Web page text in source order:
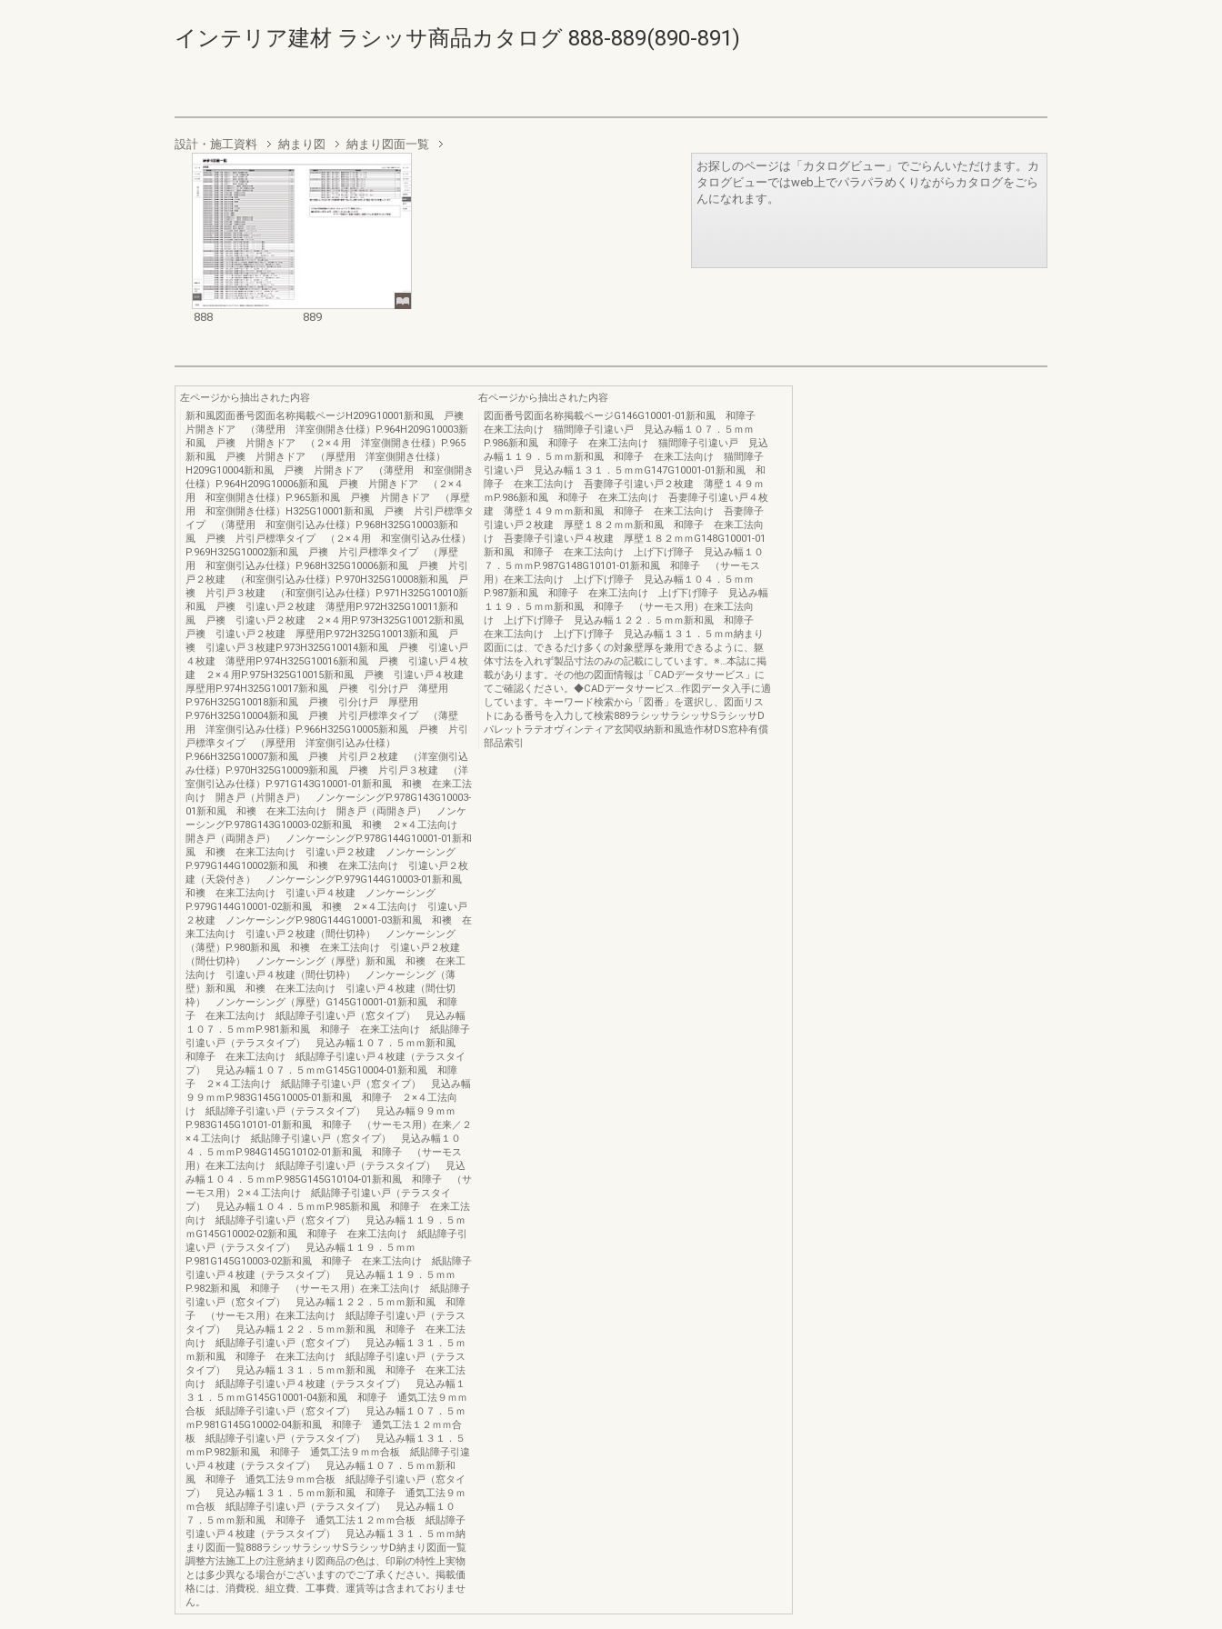
インテリア建材 ラシッサ商品カタログ 888-889(890-891)
設計・施工資料 納まり図 納まり図面一覧
888 889
お探しのページは「カタログビュー」でごらんいただけます。カ
タログビューではweb上でパラパラめくりながらカタログをごら
んになれます。
左ページから抽出された内容
新和風図面番号図面名称掲載ページH209G10001新和風 戸襖
片開きドア （薄壁用 洋室側開き仕様）P.964H209G10003新
和風 戸襖 片開きドア （２×４用 洋室側開き仕様）P.965
新和風 戸襖 片開きドア （厚壁用 洋室側開き仕様）
H209G10004新和風 戸襖 片開きドア （薄壁用 和室側開き
仕様）P.964H209G10006新和風 戸襖 片開きドア （２×４
用 和室側開き仕様）P.965新和風 戸襖 片開きドア （厚壁
用 和室側開き仕様）H325G10001新和風 戸襖 片引戸標準タ
イプ （薄壁用 和室側引込み仕様）P.968H325G10003新和
風 戸襖 片引戸標準タイプ （２×４用 和室側引込み仕様）
P.969H325G10002新和風 戸襖 片引戸標準タイプ （厚壁
用 和室側引込み仕様）P.968H325G10006新和風 戸襖 片引
戸２枚建 （和室側引込み仕様）P.970H325G10008新和風 戸
襖 片引戸３枚建 （和室側引込み仕様）P.971H325G10010新
和風 戸襖 引違い戸２枚建 薄壁用P.972H325G10011新和
風 戸襖 引違い戸２枚建 ２×４用P.973H325G10012新和風
戸襖 引違い戸２枚建 厚壁用P.972H325G10013新和風 戸
襖 引違い戸３枚建P.973H325G10014新和風 戸襖 引違い戸
４枚建 薄壁用P.974H325G10016新和風 戸襖 引違い戸４枚
建 ２×４用P.975H325G10015新和風 戸襖 引違い戸４枚建
厚壁用P.974H325G10017新和風 戸襖 引分け戸 薄壁用
P.976H325G10018新和風 戸襖 引分け戸 厚壁用
P.976H325G10004新和風 戸襖 片引戸標準タイプ （薄壁
用 洋室側引込み仕様）P.966H325G10005新和風 戸襖 片引
戸標準タイプ （厚壁用 洋室側引込み仕様）
P.966H325G10007新和風 戸襖 片引戸２枚建 （洋室側引込
み仕様）P.970H325G10009新和風 戸襖 片引戸３枚建 （洋
室側引込み仕様）P.971G143G10001-01新和風 和襖 在来工法
向け 開き戸（片開き戸） ノンケーシングP.978G143G10003-
01新和風 和襖 在来工法向け 開き戸（両開き戸） ノンケ
ーシングP.978G143G10003-02新和風 和襖 ２×４工法向け
開き戸（両開き戸） ノンケーシングP.978G144G10001-01新和
風 和襖 在来工法向け 引違い戸２枚建 ノンケーシング
P.979G144G10002新和風 和襖 在来工法向け 引違い戸２枚
建（天袋付き） ノンケーシングP.979G144G10003-01新和風
和襖 在来工法向け 引違い戸４枚建 ノンケーシング
P.979G144G10001-02新和風 和襖 ２×４工法向け 引違い戸
２枚建 ノンケーシングP.980G144G10001-03新和風 和襖 在
来工法向け 引違い戸２枚建（間仕切枠） ノンケーシング
（薄壁）P.980新和風 和襖 在来工法向け 引違い戸２枚建
（間仕切枠） ノンケーシング（厚壁）新和風 和襖 在来工
法向け 引違い戸４枚建（間仕切枠） ノンケーシング（薄
壁）新和風 和襖 在来工法向け 引違い戸４枚建（間仕切
枠） ノンケーシング（厚壁）G145G10001-01新和風 和障
子 在来工法向け 紙貼障子引違い戸（窓タイプ） 見込み幅
１０７．５ｍｍP.981新和風 和障子 在来工法向け 紙貼障子
引違い戸（テラスタイプ） 見込み幅１０７．５ｍｍ新和風
和障子 在来工法向け 紙貼障子引違い戸４枚建（テラスタイ
プ） 見込み幅１０７．５ｍｍG145G10004-01新和風 和障
子 ２×４工法向け 紙貼障子引違い戸（窓タイプ） 見込み幅
９９ｍｍP.983G145G10005-01新和風 和障子 ２×４工法向
け 紙貼障子引違い戸（テラスタイプ） 見込み幅９９ｍｍ
P.983G145G10101-01新和風 和障子 （サーモス用）在来／２
×４工法向け 紙貼障子引違い戸（窓タイプ） 見込み幅１０
４．５ｍｍP.984G145G10102-01新和風 和障子 （サーモス
用）在来工法向け 紙貼障子引違い戸（テラスタイプ） 見込
み幅１０４．５ｍｍP.985G145G10104-01新和風 和障子 （サ
ーモス用）２×４工法向け 紙貼障子引違い戸（テラスタイ
プ） 見込み幅１０４．５ｍｍP.985新和風 和障子 在来工法
向け 紙貼障子引違い戸（窓タイプ） 見込み幅１１９．５ｍ
ｍG145G10002-02新和風 和障子 在来工法向け 紙貼障子引
違い戸（テラスタイプ） 見込み幅１１９．５ｍｍ
P.981G145G10003-02新和風 和障子 在来工法向け 紙貼障子
引違い戸４枚建（テラスタイプ） 見込み幅１１９．５ｍｍ
P.982新和風 和障子 （サーモス用）在来工法向け 紙貼障子
引違い戸（窓タイプ） 見込み幅１２２．５ｍｍ新和風 和障
子 （サーモス用）在来工法向け 紙貼障子引違い戸（テラス
タイプ） 見込み幅１２２．５ｍｍ新和風 和障子 在来工法
向け 紙貼障子引違い戸（窓タイプ） 見込み幅１３１．５ｍ
ｍ新和風 和障子 在来工法向け 紙貼障子引違い戸（テラス
タイプ） 見込み幅１３１．５ｍｍ新和風 和障子 在来工法
向け 紙貼障子引違い戸４枚建（テラスタイプ） 見込み幅１
３１．５ｍｍG145G10001-04新和風 和障子 通気工法９ｍｍ
合板 紙貼障子引違い戸（窓タイプ） 見込み幅１０７．５ｍ
ｍP.981G145G10002-04新和風 和障子 通気工法１２ｍｍ合
板 紙貼障子引違い戸（テラスタイプ） 見込み幅１３１．５
ｍｍP.982新和風 和障子 通気工法９ｍｍ合板 紙貼障子引違
い戸４枚建（テラスタイプ） 見込み幅１０７．５ｍｍ新和
風 和障子 通気工法９ｍｍ合板 紙貼障子引違い戸（窓タイ
プ） 見込み幅１３１．５ｍｍ新和風 和障子 通気工法９ｍ
ｍ合板 紙貼障子引違い戸（テラスタイプ） 見込み幅１０
７．５ｍｍ新和風 和障子 通気工法１２ｍｍ合板 紙貼障子
引違い戸４枚建（テラスタイプ） 見込み幅１３１．５ｍｍ納
まり図面一覧888ラシッサラシッサSラシッサD納まり図面一覧
調整方法施工上の注意納まり図商品の色は、印刷の特性上実物
とは多少異なる場合がございますのでご了承ください。掲載価
格には、消費税、組立費、工事費、運賃等は含まれておりませ
ん。
右ページから抽出された内容
図面番号図面名称掲載ページG146G10001-01新和風 和障子
在来工法向け 猫間障子引違い戸 見込み幅１０７．５ｍｍ
P.986新和風 和障子 在来工法向け 猫間障子引違い戸 見込
み幅１１９．５ｍｍ新和風 和障子 在来工法向け 猫間障子
引違い戸 見込み幅１３１．５ｍｍG147G10001-01新和風 和
障子 在来工法向け 吾妻障子引違い戸２枚建 薄壁１４９ｍ
ｍP.986新和風 和障子 在来工法向け 吾妻障子引違い戸４枚
建 薄壁１４９ｍｍ新和風 和障子 在来工法向け 吾妻障子
引違い戸２枚建 厚壁１８２ｍｍ新和風 和障子 在来工法向
け 吾妻障子引違い戸４枚建 厚壁１８２ｍｍG148G10001-01
新和風 和障子 在来工法向け 上げ下げ障子 見込み幅１０
７．５ｍｍP.987G148G10101-01新和風 和障子 （サーモス
用）在来工法向け 上げ下げ障子 見込み幅１０４．５ｍｍ
P.987新和風 和障子 在来工法向け 上げ下げ障子 見込み幅
１１９．５ｍｍ新和風 和障子 （サーモス用）在来工法向
け 上げ下げ障子 見込み幅１２２．５ｍｍ新和風 和障子
在来工法向け 上げ下げ障子 見込み幅１３１．５ｍｍ納まり
図面には、できるだけ多くの対象壁厚を兼用できるように、躯
体寸法を入れず製品寸法のみの記載にしています。※…本誌に掲
載があります。その他の図面情報は「CADデータサービス」に
てご確認ください。◆CADデータサービス…作図データ入手に適
しています。キーワード検索から「図番」を選択し、図面リス
トにある番号を入力して検索889ラシッサラシッサSラシッサD
パレットラテオヴィンティア玄関収納新和風造作材DS窓枠有償
部品索引